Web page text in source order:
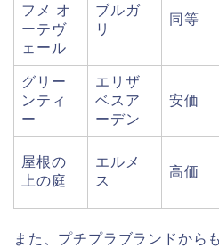
フメ オ
ーテヴ
ェール
ブルガ
リ
同等
グリー
ンティ
ー
エリザ
ベスア
ーデン
安価
屋根の
上の庭
エルメ
ス
高価
また、プチプラブランドから